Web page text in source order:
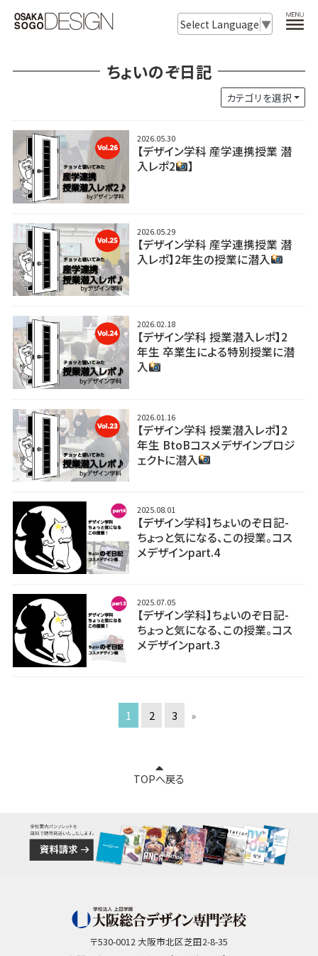
Select Language ▼
ちょいのぞ日記
カテゴリを選択
2026.05.30
【デザイン学科 産学連携授業 潜
入レポ2
】
2026.05.29
【デザイン学科 産学連携授業 潜
入レポ】2年生の授業に潜入
2026.02.18
【デザイン学科 授業潜入レポ】2
年生 卒業生による特別授業に潜
入
2026.01.16
【デザイン学科 授業潜入レポ】2
年生 BtoBコスメデザインプロジ
ェクトに潜入
2025.08.01
【デザイン学科】ちょいのぞ日記-
ちょっと気になる、この授業。コス
メデザインpart.4
2025.07.05
【デザイン学科】ちょいのぞ日記-
ちょっと気になる、この授業。コス
メデザインpart.3
1 2 3 »
TOPへ戻る
〒530-0012 大阪市北区芝田2-8-35